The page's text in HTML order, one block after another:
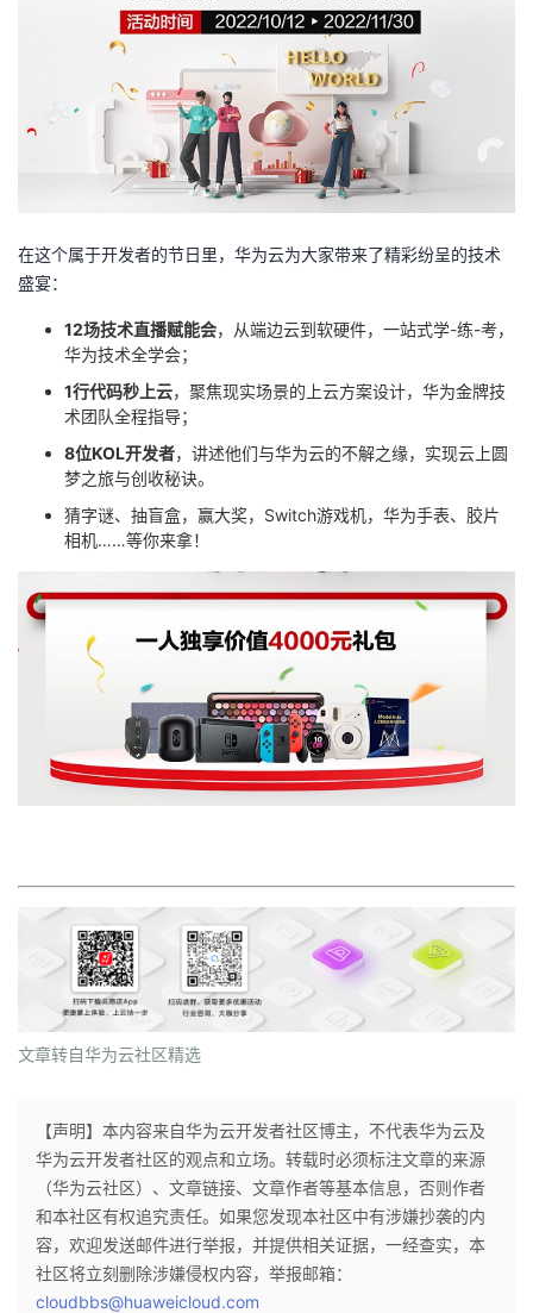
在这个属于开发者的节日里，华为云为大家带来了精彩纷呈的技术
盛宴：
12场技术直播赋能会，从端边云到软硬件，一站式学-练-考，
华为技术全学会；
1行代码秒上云，聚焦现实场景的上云方案设计，华为金牌技
术团队全程指导；
8位KOL开发者，讲述他们与华为云的不解之缘，实现云上圆
梦之旅与创收秘诀。
猜字谜、抽盲盒，赢大奖，Switch游戏机，华为手表、胶片
相机……等你来拿！
文章转自华为云社区精选
【声明】本内容来自华为云开发者社区博主，不代表华为云及
华为云开发者社区的观点和立场。转载时必须标注文章的来源
（华为云社区）、文章链接、文章作者等基本信息，否则作者
和本社区有权追究责任。如果您发现本社区中有涉嫌抄袭的内
容，欢迎发送邮件进行举报，并提供相关证据，一经查实，本
社区将立刻删除涉嫌侵权内容，举报邮箱：
cloudbbs@huaweicloud.com